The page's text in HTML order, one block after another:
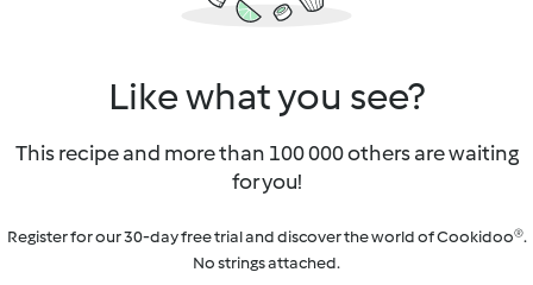
Like what you see?
This recipe and more than 100 000 others are waiting
for you!
Register for our 30-day free trial and discover the world of Cookidoo®.
No strings attached.